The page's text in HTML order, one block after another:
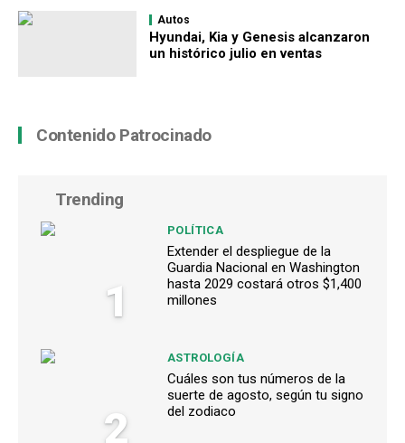
Autos
Hyundai, Kia y Genesis alcanzaron
un histórico julio en ventas
Contenido Patrocinado
Trending
1
POLÍTICA
Extender el despliegue de la
Guardia Nacional en Washington
hasta 2029 costará otros $1,400
millones
2
ASTROLOGÍA
Cuáles son tus números de la
suerte de agosto, según tu signo
del zodiaco